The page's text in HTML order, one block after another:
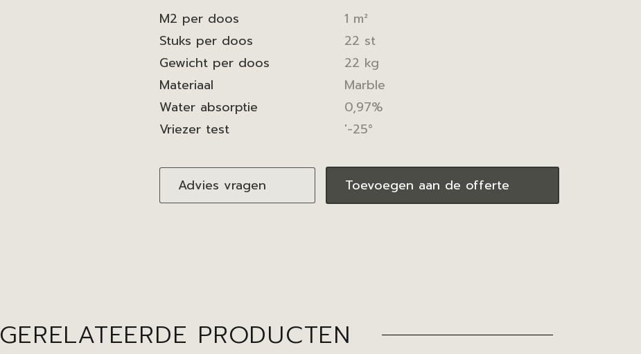
M2 per doos
1 m²
Stuks per doos
22 st
Gewicht per doos
22 kg
Materiaal
Marble
Water absorptie
0,97%
Vriezer test
'-25°
Advies vragen Toevoegen aan de offerte
GERELATEERDE PRODUCTEN